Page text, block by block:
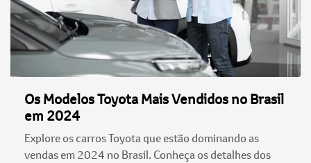
Os Modelos Toyota Mais Vendidos no Brasil
em 2024
Explore os carros Toyota que estão dominando as
vendas em 2024 no Brasil. Conheça os detalhes dos